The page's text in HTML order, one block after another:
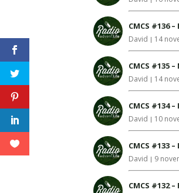
CMCS #136
David 14
CMCS #135
David 14
CMCS #134
David 10
CMCS #133
David 9
CMCS #132